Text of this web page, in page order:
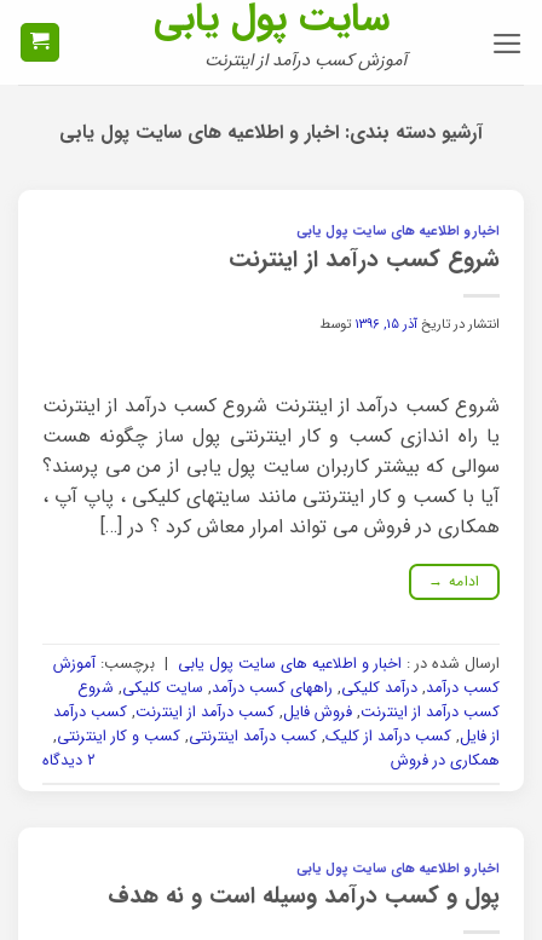
سایت پول یابی
آموزش کسب درآمد از اینترنت
آرشیو دسته بندی: اخبار و اطلاعیه های سایت پول یابی
اخبار و اطلاعیه های سایت پول یابی
شروع کسب درآمد از اینترنت
انتشار در تاریخآذر ۱۵, ۱۳۹۶ توسط
شروع کسب درآمد از اینترنت شروع کسب درآمد از اینترنت
یا راه اندازی کسب و کار اینترنتی پول ساز چگونه هست
سوالی که بیشتر کاربران سایت پول یابی از من می پرسند؟
آیا با کسب و کار اینترنتی مانند سایتهای کلیکی ، پاپ آپ ،
همکاری در فروش می تواند امرار معاش کرد ؟ در […]
ادامه →
ارسال شده در : اخبار و اطلاعیه های سایت پول یابی | برچسب:آموزش
کسب درآمد, درآمد کلیکی, راههای کسب درآمد, سایت کلیکی, شروع
کسب درآمد از اینترنت, فروش فایل, کسب درآمد از اینترنت, کسب درآمد
از فایل, کسب درآمد از کلیک, کسب درآمد اینترنتی, کسب و کار اینترنتی,
همکاری در فروش
۲ دیدگاه
اخبار و اطلاعیه های سایت پول یابی
پول و کسب درآمد وسیله است و نه هدف